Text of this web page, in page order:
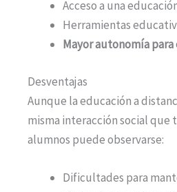
Acceso a una
Herramientas
Mayor autonomía
Desventajas
Aunque la educación a
misma interacción social
alumnos puede observarse:
Dificultades para